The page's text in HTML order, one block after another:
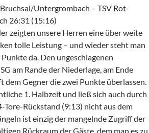
Untergrombach – TSV Rot-
26:31 (15:16)
zeigten unsere Herren eine über weite
tolle Leistung – und wieder steht man
da. Den ungeschlagenen
am Rande der Niederlage, am Ende
dem Gegner die zwei Punkte überlassen.
1. Halbzeit und ließ sich auch durch
Tore-Rückstand (9:13) nicht aus dem
ist einzig der mangelnde Zugriff der
Rückraum der Gäste, dem man es zu